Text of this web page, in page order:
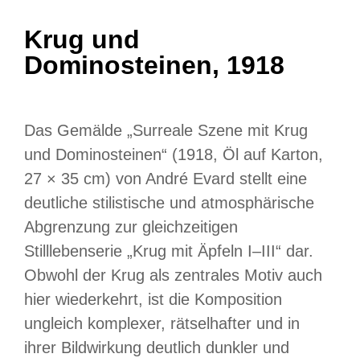
Krug und
Dominosteinen, 1918
Das Gemälde „Surreale Szene mit Krug
und Dominosteinen“ (1918, Öl auf Karton,
27 × 35 cm) von André Evard stellt eine
deutliche stilistische und atmosphärische
Abgrenzung zur gleichzeitigen
Stilllebenserie „Krug mit Äpfeln I–III“ dar.
Obwohl der Krug als zentrales Motiv auch
hier wiederkehrt, ist die Komposition
ungleich komplexer, rätselhafter und in
ihrer Bildwirkung deutlich dunkler und